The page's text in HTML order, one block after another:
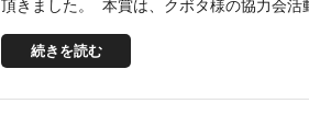
頂きました。 本賞は、クボタ様の協力会活
続きを読む